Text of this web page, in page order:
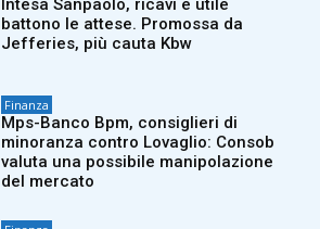
battono le attese. Promossa da
Jefferies, più cauta Kbw
Finanza
Mps-Banco Bpm, consiglieri di
minoranza contro Lovaglio: Consob
valuta una possibile manipolazione
del mercato